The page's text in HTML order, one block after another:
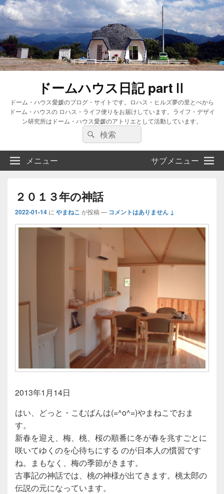
ドームハウス日記 partⅡ
ドーム・ハウス愛媛のブログ・サイトです。ロハス・ヒルズ夢の里とべから
ドーム・ハウスの ロハス・ライフ便りをお届けしています。ライフ・デザイ
ン研究所はドーム・ハウス愛媛のアトリエとして活動しています。
検
索:
検
索
メニュー サブメニュー
２０１３年の神話
2022-01-14 に やまねこ が投稿 — コメントはありません ↓
2013年1月14日
はい、どっと・こむばんは(=^o^=)やまねこでおま
す。
新春を迎え、梅、桃、桜の順番に冬が春を兆すごとに
咲いてゆくのを心待ちにする のが日本人の慣習です
ね。まもなく、梅の季節がきます。
古事記の神話では、桃の神様が出てきます。桃太郎の
伝説の元になっています。